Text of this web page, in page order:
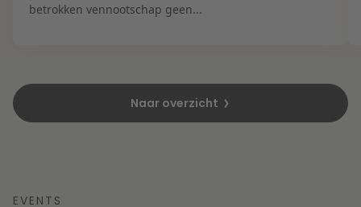
betrokken vennootschap geen...
Naar overzicht
EVENTS